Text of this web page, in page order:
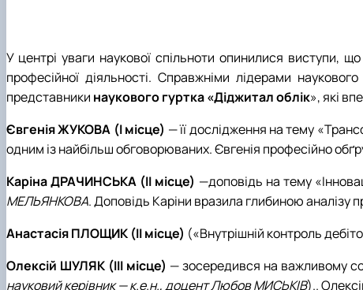
У центрі уваги наукової спільноти опинилися виступи,
професійної діяльності. Справжніми лідерами
представники наукового гуртка «Діджитал облік», які
Євгенія ЖУКОВА (І місце) — її дослідження на тему
одним із найбільш обговорюваних. Євгенія професійно
Каріна ДРАЧИНСЬКА (ІІ місце) —доповідь на тему
МЕЛЬЯНКОВА. Доповідь Каріни вразила глибиною аналізу
Анастасія ПЛОЩИК (ІІ місце) («Внутрішній контроль
Олексій ШУЛЯК (ІІІ місце) — зосередився на важливому
науковий керівник — к.е.н., доцент Любов МИСЬКІВ)..